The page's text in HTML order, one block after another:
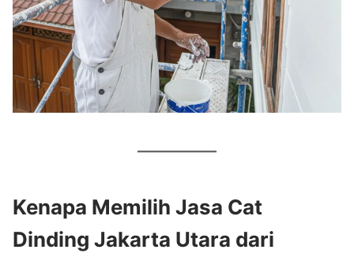
Kenapa Memilih Jasa Cat
Dinding Jakarta Utara dari